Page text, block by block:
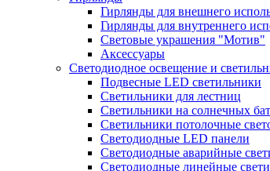
Гирлянды для внешнего
Гирлянды для внутреннего
Световые украшения "Мотив"
Аксессуары
Светодиодное освещение и
Подвесные LED светильники
Светильники для лестниц
Светильники на солнечных
Светильники потолочные
Светодиодные LED панели
Светодиодные аварийные
Светодиодные линейные